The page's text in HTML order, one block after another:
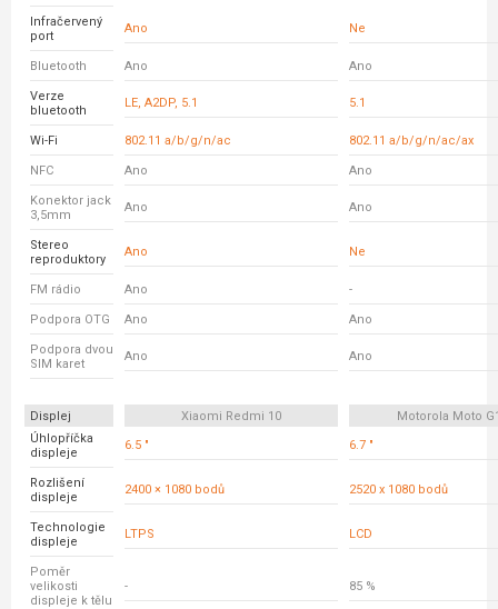
Infračervený
port
Ano Ne
Bluetooth Ano Ano
Verze
bluetooth
LE, A2DP, 5.1 5.1
Wi-Fi 802.11 a/b/g/n/ac 802.11 a/b/g/n/ac/ax
NFC Ano Ano
Konektor jack
3,5mm
Ano Ano
Stereo
reproduktory
Ano Ne
FM rádio Ano -
Podpora OTG Ano Ano
Podpora dvou
SIM karet
Ano Ano
Displej Xiaomi Redmi 10
Motorola Moto
Úhlopříčka
displeje
6.5 " 6.7 "
Rozlišení
displeje
2400 × 1080 bodů 2520 x 1080 bodů
Technologie
displeje
LTPS LCD
Poměr
velikosti
displeje k tělu
- 85 %